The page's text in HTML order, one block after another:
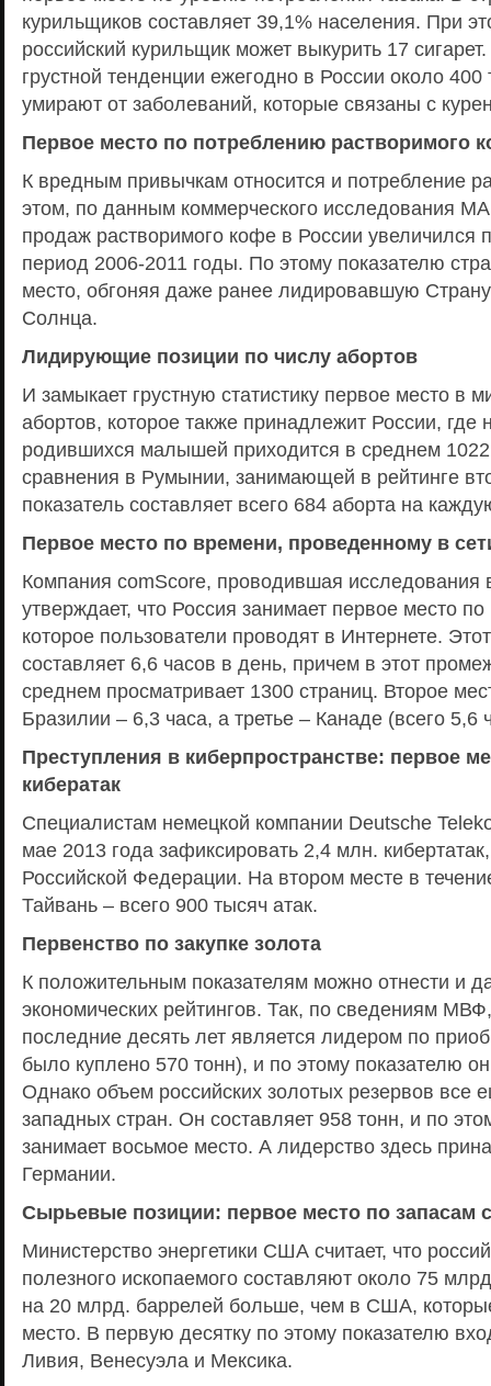
курильщиков составляет 39,1% населения. При
российский курильщик может выкурить 17
грустной тенденции ежегодно в России около 400
умирают от заболеваний, которые связаны с
Первое место по потреблению растворимого
К вредным привычкам относится и потребление
этом, по данным коммерческого исследования
продаж растворимого кофе в России увеличился
период 2006-2011 годы. По этому показателю
место, обгоняя даже ранее лидировавшую
Солнца.
Лидирующие позиции по числу абортов
И замыкает грустную статистику первое место в
абортов, которое также принадлежит России, где
родившихся малышей приходится в среднем
сравнения в Румынии, занимающей в рейтинге
показатель составляет всего 684 аборта на
Первое место по времени, проведенному в
Компания comScore, проводившая исследования
утверждает, что Россия занимает первое место
которое пользователи проводят в Интернете.
составляет 6,6 часов в день, причем в этот
среднем просматривает 1300 страниц. Второе
Бразилии – 6,3 часа, а третье – Канаде (всего 5,6
Преступления в киберпространстве: первое
кибератак
Специалистам немецкой компании Deutsche
мае 2013 года зафиксировать 2,4 млн.
Российской Федерации. На втором месте в
Тайвань – всего 900 тысяч атак.
Первенство по закупке золота
К положительным показателям можно отнести и
экономических рейтингов. Так, по сведениям
последние десять лет является лидером по
было куплено 570 тонн), и по этому показателю
Однако объем российских золотых резервов все
западных стран. Он составляет 958 тонн, и по
занимает восьмое место. А лидерство здесь
Германии.
Сырьевые позиции: первое место по запасам
Министерство энергетики США считает, что
полезного ископаемого составляют около 75
на 20 млрд. баррелей больше, чем в США,
место. В первую десятку по этому показателю
Ливия, Венесуэла и Мексика.